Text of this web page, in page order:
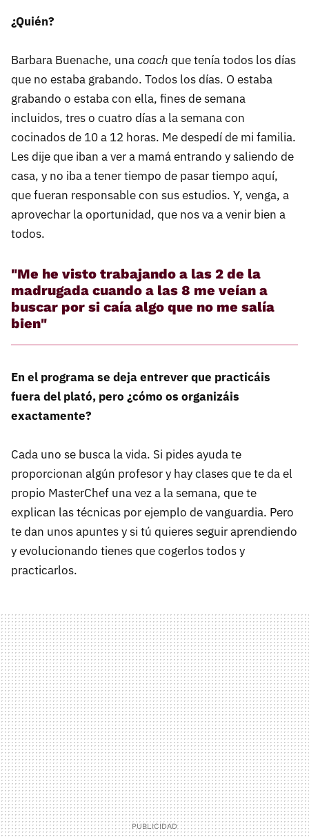
¿Quién?
Barbara Buenache, unacoach que tenía todos los días
que no estaba grabando. Todos los días. O estaba
grabando o estaba con ella, fines de semana
incluidos, tres o cuatro días a la semana con
cocinados de 10 a 12 horas. Me despedí de mi familia.
Les dije que iban a ver a mamá entrando y saliendo de
casa, y no iba a tener tiempo de pasar tiempo aquí,
que fueran responsable con sus estudios. Y, venga, a
aprovechar la oportunidad, que nos va a venir bien a
todos.
"Me he visto trabajando a las 2 de la
madrugada cuando a las 8 me veían a
buscar por si caía algo que no me salía
bien"
En el programa se deja entrever que practicáis
fuera del plató, pero ¿cómo os organizáis
exactamente?
Cada uno se busca la vida. Si pides ayuda te
proporcionan algún profesor y hay clases que te da el
propio MasterChef una vez a la semana, que te
explican las técnicas por ejemplo de vanguardia. Pero
te dan unos apuntes y si tú quieres seguir aprendiendo
y evolucionando tienes que cogerlos todos y
practicarlos.